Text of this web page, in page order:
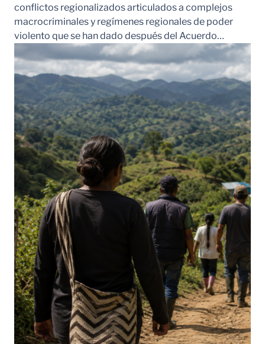
conflictos regionalizados articulados a complejos
macrocriminales y regímenes regionales de poder
violento que se han dado después del Acuerdo…